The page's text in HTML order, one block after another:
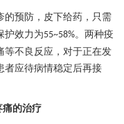
的预防，皮下给药，只需
护效力为55~58%。两种疫
等不良反应，对于正在发
者应待病情稳定后再接
痛的治疗